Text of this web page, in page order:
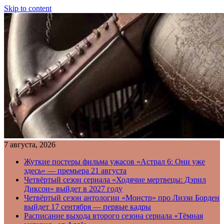
Skip to content
7 августа, 2026
Жуткие постеры фильма ужасов «Астрал 6: Они уже
здесь» — премьера 21 августа
Четвёртый сезон сериала «Ходячие мертвецы: Дэрил
Диксон» выйдет в 2027 году
Четвёртый сезон антологии «Монстр» про Лиззи Борден
выйдет 17 сентября — первые кадры
Расписание выхода второго сезона сериала «Тёмная